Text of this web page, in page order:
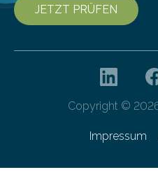
JETZT PRÜFEN
Copyright ©
Impressum